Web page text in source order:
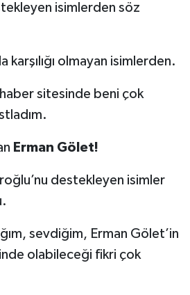
isimlerden söz
karşılığı olmayan isimlerden.
haber sitesinde beni çok
Erman Gölet!
destekleyen isimler
sevdiğim, Erman Gölet’in
olabileceği fikri çok